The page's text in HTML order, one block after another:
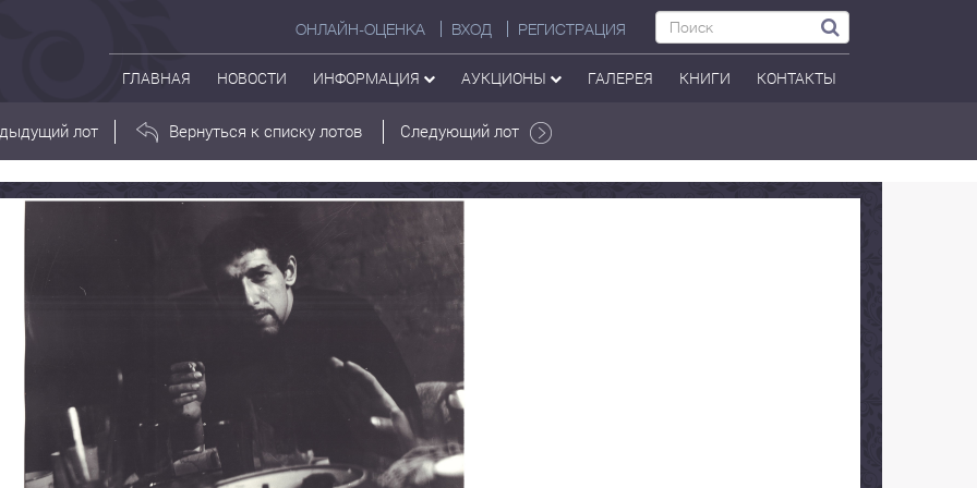
ОНЛАЙН-ОЦЕНКА ВХОД РЕГИСТРАЦИЯ
ГЛАВНАЯ НОВОСТИ ИНФОРМАЦИЯ АУКЦИОНЫ ГАЛЕРЕЯ КНИГИ КОНТАКТЫ
лот Вернуться к списку лотов Следующий лот